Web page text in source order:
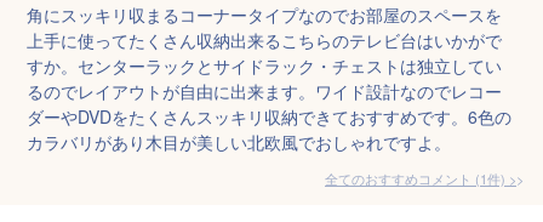
角にスッキリ収まるコーナータイプなのでお部屋のスペースを
上手に使ってたくさん収納出来るこちらのテレビ台はいかがで
すか。センターラックとサイドラック・チェストは独立してい
るのでレイアウトが自由に出来ます。ワイド設計なのでレコー
ダーやDVDをたくさんスッキリ収納できておすすめです。6色の
カラバリがあり木目が美しい北欧風でおしゃれですよ。
全てのおすすめコメント (1件) >